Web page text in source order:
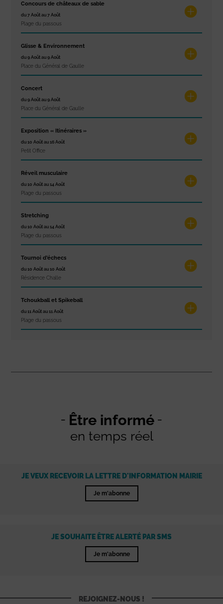
Concours de châteaux de sable
du 7 Août au 7 Août
Plage du passous
Glisse & Environnement
du 9 Août au 9 Août
Place du Général de Gaulle
Concert
du 9 Août au 9 Août
Place du Général de Gaulle
Exposition « Itinéraires »
du 10 Août au 16 Août
Petit Office
Réveil musculaire
du 10 Août au 14 Août
Plage du passous
Stretching
du 10 Août au 14 Août
Plage du passous
Tournoi d’échecs
du 10 Août au 10 Août
Résidence Challe
Tchoukball et Spikeball
du 11 Août au 11 Août
Plage du passous
Être informé
en temps réel
JE VEUX RECEVOIR LA LETTRE D'INFORMATION MAIRIE
Je m'abonne
JE SOUHAITE ÊTRE ALERTÉ PAR SMS
Je m'abonne
REJOIGNEZ-NOUS !